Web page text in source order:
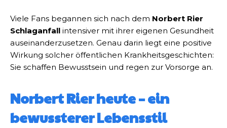
Viele Fans begannen sich nach dem Norbert Rier
Schlaganfall intensiver mit ihrer eigenen Gesundheit
auseinanderzusetzen. Genau darin liegt eine positive
Wirkung solcher öffentlichen Krankheitsgeschichten:
Sie schaffen Bewusstsein und regen zur Vorsorge an.
Norbert Rier heute – ein
bewussterer Lebensstil